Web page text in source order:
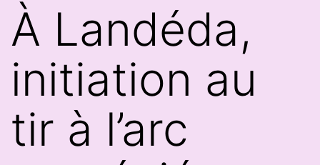
À Landéda,
initiation au
tir à l’arc